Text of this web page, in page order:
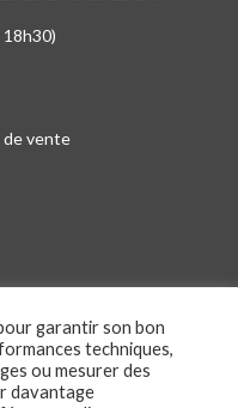
18h30)
de vente
garantir son bon
techniques,
ou mesurer des
davantage